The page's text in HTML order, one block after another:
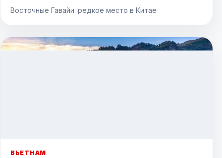
Восточные Гавайи: редкое место в Китае
ВЬЕТНАМ